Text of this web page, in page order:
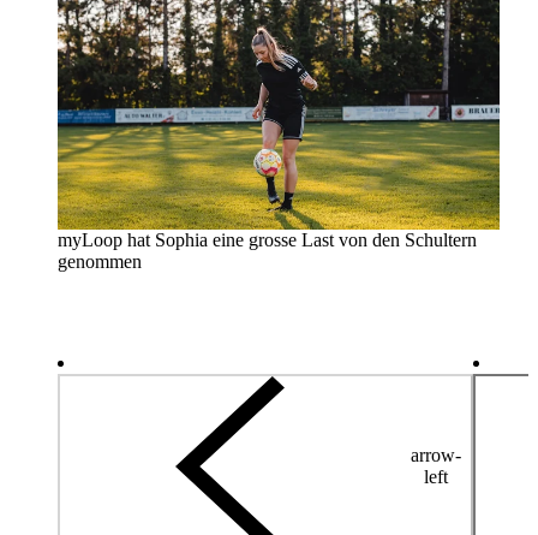
myLoop hat Sophia eine grosse Last von den Schultern
genommen
arrow-
left